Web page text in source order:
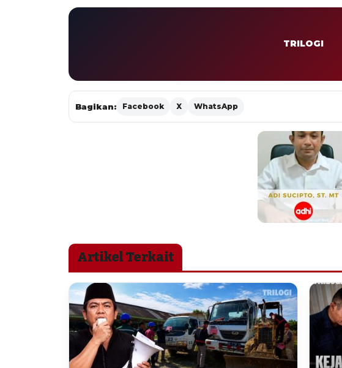
TRILOGI
Bagikan: Facebook X WhatsApp
Artikel Terkait